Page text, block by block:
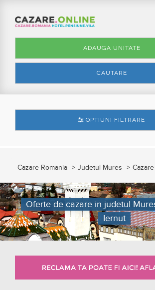
CAUTARE
ADAUGA UNITATE
OPTIUNI FILTRARE
Cazare Romania Judetul Mures
Oferte de cazare in judetul
Iernut